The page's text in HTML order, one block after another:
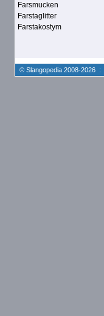
Farsmucken
Farstaglitter
Farstakostym
© Slangopedia 2008-2026 :